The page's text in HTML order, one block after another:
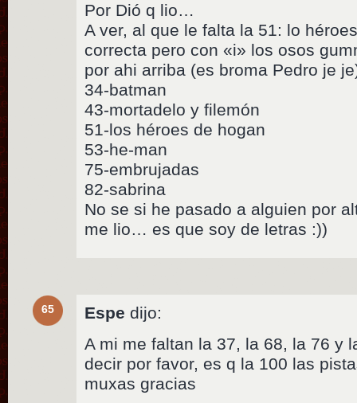
Por Dió q lio…
A ver, al que le falta la 51: lo
correcta pero con «i» los osos
por ahi arriba (es broma Pedro je
34-batman
43-mortadelo y filemón
51-los héroes de hogan
53-he-man
75-embrujadas
82-sabrina
No se si he pasado a alguien por
me lio… es que soy de letras :))
65 Espe dijo:
A mi me faltan la 37, la 68, la 76 y
decir por favor, es q la 100 las
muxas gracias